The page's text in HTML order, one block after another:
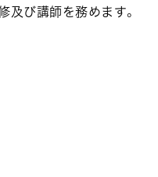
び講師を務めます。